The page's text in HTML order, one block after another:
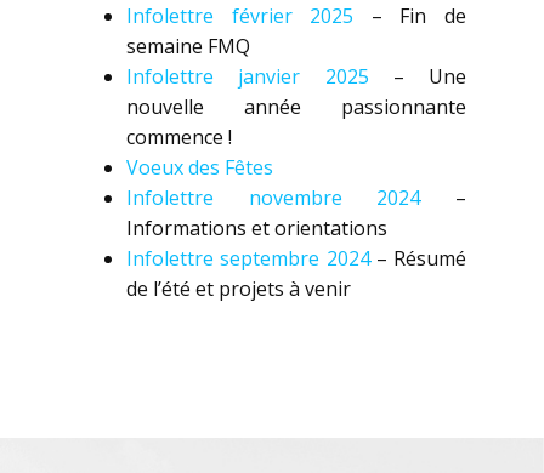
Infolettre février 2025 – Fin de
semaine FMQ
Infolettre janvier 2025 – Une
nouvelle année passionnante
commence !
Voeux des Fêtes
Infolettre novembre 2024–
Informations et orientations
Infolettre septembre 2024– Résumé
de l’été et projets à venir